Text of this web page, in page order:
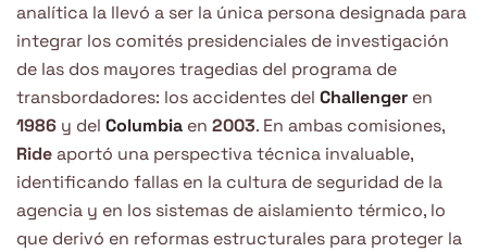
analítica la llevó a ser la única persona designada para
integrar los comités presidenciales de investigación
de las dos mayores tragedias del programa de
transbordadores: los accidentes del Challenger en
1986 y del Columbia en 2003. En ambas comisiones,
Rideaportó una perspectiva técnica invaluable,
identificando fallas en la cultura de seguridad de la
agencia y en los sistemas de aislamiento térmico, lo
que derivó en reformas estructurales para proteger la